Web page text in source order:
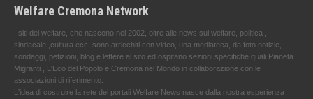
Welfare Cremona Network
I siti del welfare, che nascono nel 2002, oltre alle news sul welfare, politica ,
sindacale ,cultura ecc. sono arricchiti con video, una mediateca, da foto notizie,
sondaggi, petizioni, blog e lettere al sito ed ospitano sezioni specifiche quali Pianeta
Migranti , L'Eco del Popolo e Cremona nel Mondo in collaborazione con le
associazioni di riferimento.
L'idea di costruire la rete dei portali Welfare News nasce dalla nostra esperienza